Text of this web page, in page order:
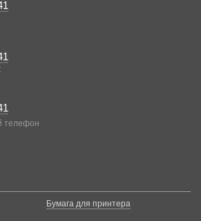
телефон
Бумага для принтера